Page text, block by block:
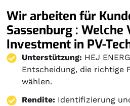
Wir arbeiten für
Sassenburg : Welche
Investment in PV-
Unterstützung: HEJ
Entscheidung, die richtige
wählen.
Rendite: Identifizierung